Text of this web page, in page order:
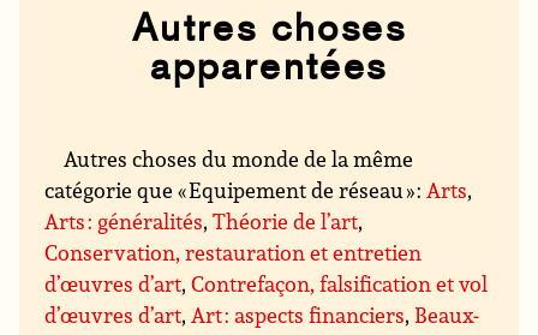
Autres choses
apparentées
Autres choses du monde de la même
catégorie que « Equipement de réseau » :Arts,
Arts : généralités,Théorie de l’art,
Conservation, restauration et entretien
d’œuvres d’art,Contrefaçon, falsification et vol
d’œuvres d’art,Art : aspects financiers, Beaux-